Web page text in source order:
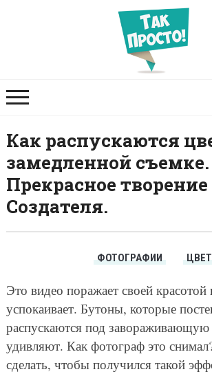
Как распускаются
замедленной съемке.
Прекрасное творение
Создателя.
ФОТОГРАФИИ ЦВЕТ
Это видео поражает своей
успокаивает. Бутоны, которые
распускаются под
удивляют. Как фотограф это
сделать, чтобы получился такой